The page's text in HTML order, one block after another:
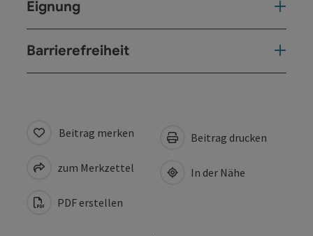
Eignung
Barrierefreiheit
Beitrag merken
zum Merkzettel
PDF erstellen
Beitrag drucken
In der Nähe